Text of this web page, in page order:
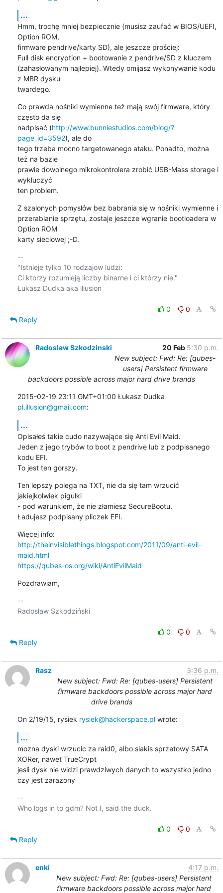
...
Hmm, trochę mniej bezpiecznie (musisz zaufać w BIOS/UEFI,
Option ROM,
firmware pendrive/karty SD), ale jeszcze prościej:
Full disk encryption + bootowanie z pendrive/SD z kluczem
(zahasłowanym najlepiej). Wtedy omijasz wykonywanie kodu
z MBR dysku
twardego.
Co prawda nośniki wymienne też mają swój firmware, który
często da się
nadpisać (http://www.bunniestudios.com/blog/?
page_id=3592), ale do
tego trzeba mocno targetowanego ataku. Ponadto, można
też na bazie
prawie dowolnego mikrokontrolera zrobić USB-Mass storage i
wykluczyć
ten problem.
Z szalonych pomysłów bez babrania się w nośniki wymienne i
przerabianie sprzętu, zostaje jeszcze wgranie bootloadera w
Option ROM
karty sieciowej ;-D.
--
"Istnieje tylko 10 rodzajow ludzi:
Ci ktorzy rozumieją liczby binarne i ci którzy nie."
Łukasz Dudka aka illusion
0
0
Reply
Radoslaw Szkodzinski 20 Feb 5:30 p.m.
New subject: Fwd: Re: [qubes-
users] Persistent firmware
backdoors possible across major hard drive brands
pl.illusion@gmail.com:
...
Opisałeś takie cudo nazywające się Anti Evil Maid.
Jeden z jego trybów to boot z pendrive lub z podpisanego
kodu EFI.
To jest ten gorszy.
Ten lepszy polega na TXT, nie da się tam wrzucić
jakiejkolwiek pigułki
- pod warunkiem, że nie złamiesz SecureBootu.
Ładujesz podpisany pliczek EFI.
http://theinvisiblethings.blogspot.com/2011/09/anti-evil-
maid.html
https://qubes-os.org/wiki/AntiEvilMaid
Pozdrawiam,
--
Radosław Szkodziński
0
0
Reply
Rasz
3:36 p.m.
New subject: Fwd: Re: [qubes-users] Persistent
firmware backdoors possible across major hard
drive brands
On 2/19/15, rysiek rysiek@hackerspace.pl wrote:
...
mozna dyski wrzucic za raid0, albo siakis sprzetowy SATA
XORer, nawet TrueCrypt
jesli dysk nie widzi prawdziwych danych to wszystko jedno
czy jest zarazony
--
Who logs in to gdm? Not I, said the duck.
0
0
Reply
enki
4:17 p.m.
New subject: Fwd: Re: [qubes-users] Persistent
firmware backdoors possible across major hard